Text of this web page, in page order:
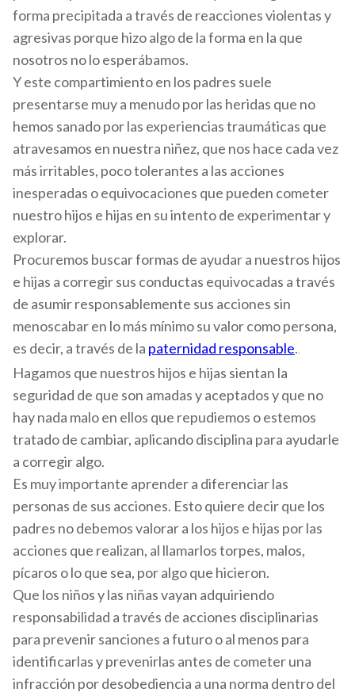
forma precipitada a través de reacciones violentas y
agresivas porque hizo algo de la forma en la que
nosotros no lo esperábamos.
Y este compartimiento en los padres suele
presentarse muy a menudo por las heridas que no
hemos sanado por las experiencias traumáticas que
atravesamos en nuestra niñez, que nos hace cada vez
más irritables, poco tolerantes a las acciones
inesperadas o equivocaciones que pueden cometer
nuestro hijos e hijas en su intento de experimentar y
explorar.
Procuremos buscar formas de ayudar a nuestros hijos
e hijas a corregir sus conductas equivocadas a través
de asumir responsablemente sus acciones sin
menoscabar en lo más mínimo su valor como persona,
es decir, a través de la paternidad responsable.
Hagamos que nuestros hijos e hijas sientan la
seguridad de que son amadas y aceptados y que no
hay nada malo en ellos que repudiemos o estemos
tratado de cambiar, aplicando disciplina para ayudarle
a corregir algo.
Es muy importante aprender a diferenciar las
personas de sus acciones. Esto quiere decir que los
padres no debemos valorar a los hijos e hijas por las
acciones que realizan, al llamarlos torpes, malos,
pícaros o lo que sea, por algo que hicieron.
Que los niños y las niñas vayan adquiriendo
responsabilidad a través de acciones disciplinarias
para prevenir sanciones a futuro o al menos para
identificarlas y prevenirlas antes de cometer una
infracción por desobediencia a una norma dentro del